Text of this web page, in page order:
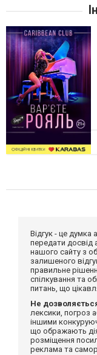
Відгук - це думка
передати досвід
нашого сайту з
залишеного
правильне
спілкування та
питань, що
Не
лексики, погроз
іншими
що ображають
розміщення
реклама та